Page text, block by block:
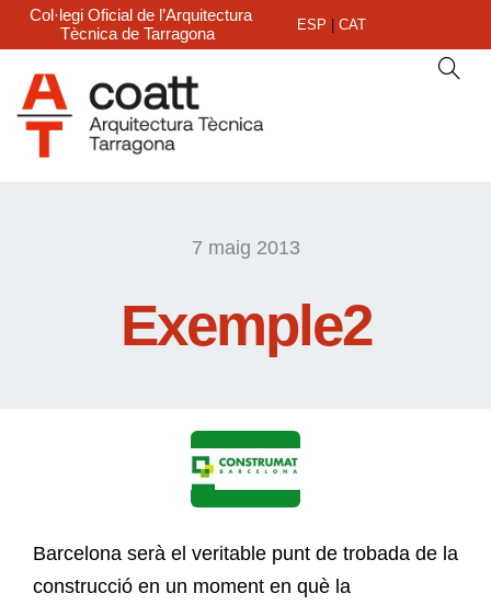
Col·legi Oficial de l’Arquitectura
Tècnica de Tarragona
ESP CAT
7 maig 2013
Exemple2
Barcelona serà el veritable punt de trobada de la
construcció en un moment en què la